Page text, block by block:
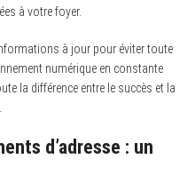
à votre foyer.
à jour pour éviter toute
numérique en constante
la différence entre le succès et la
d’adresse : un